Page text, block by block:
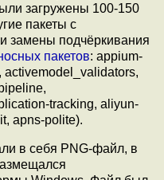
загружены 100-150
пакеты с
замены подчёркивания
пакетов: appium-
activemodel_validators,
tracking, aliyun-
apns-polite).
в себя PNG-файл, в